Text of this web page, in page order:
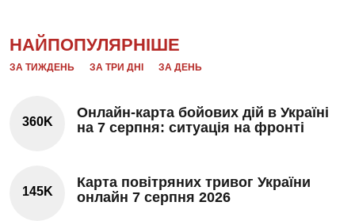
НАЙПОПУЛЯРНІШЕ
ЗА ТИЖДЕНЬ ЗА ТРИ ДНІ ЗА ДЕНЬ
360K
Онлайн-карта бойових дій в Україні
на 7 серпня: ситуація на фронті
145K
Карта повітряних тривог України
онлайн 7 серпня 2026